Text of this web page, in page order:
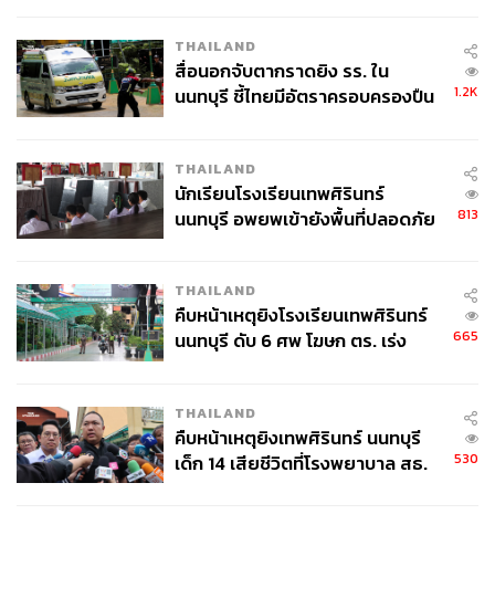
THAILAND
สื่อนอกจับตากราดยิง รร. ใน
นนทบุรี ชี้ไทยมีอัตราครอบครองปืน
1.2K
THAILAND
นักเรียนโรงเรียนเทพศิรินทร์
นนทบุรี อพยพเข้ายังพื้นที่ปลอดภัย
813
THAILAND
คืบหน้าเหตุยิงโรงเรียนเทพศิรินทร์
นนทบุรี ดับ 6 ศพ โฆษก ตร. เร่ง
665
THAILAND
คืบหน้าเหตุยิงเทพศิรินทร์ นนทบุรี
เด็ก 14 เสียชีวิตที่โรงพยาบาล สธ.
530